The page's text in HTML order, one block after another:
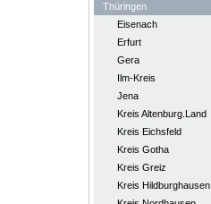
Thüringen
Eisenach
Erfurt
Gera
Ilm-Kreis
Jena
Kreis Altenburg.Land
Kreis Eichsfeld
Kreis Gotha
Kreis Greiz
Kreis Hildburghausen